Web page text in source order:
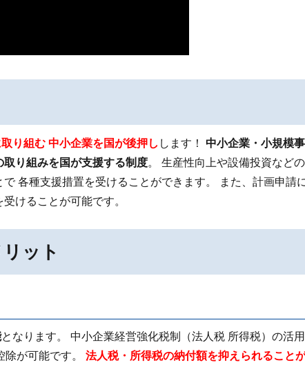
り組む 中小企業を国が後押し します！ 中小企業・小規模
り組みを国が支援する制度。 生産性向上や設備投資など
各種支援措置を受けることができます。 また、計画申請
けることが可能です。
ット
となります。 中小企業経営強化税制（法人税 所得税）の活
が可能です。
法人税・所得税の納付額を抑えられること